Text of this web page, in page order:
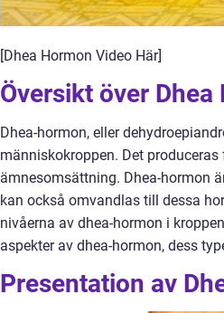
[Dhea Hormon Video Här]
Översikt över Dhea
Dhea-hormon, eller
människokroppen. Det
ämnesomsättning. Dhea-hormon
kan också omvandlas till dessa
nivåerna av dhea-hormon i
aspekter av dhea-hormon, dess
Presentation av